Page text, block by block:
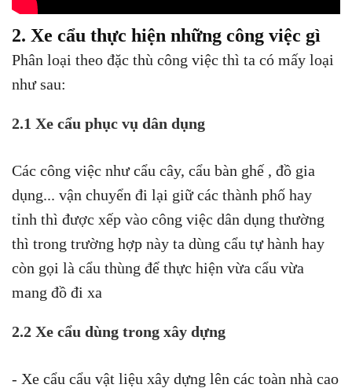
2. Xe cẩu thực hiện những công việc gì
Phân loại theo đặc thù công việc thì ta có mấy loại
như sau:
2.1 Xe cẩu phục vụ dân dụng
Các công việc như cẩu cây, cẩu bàn ghế , đồ gia
dụng... vận chuyển đi lại giữ các thành phố hay
tỉnh thì được xếp vào công việc dân dụng thường
thì trong trường hợp này ta dùng cẩu tự hành hay
còn gọi là cẩu thùng để thực hiện vừa cẩu vừa
mang đồ đi xa
2.2 Xe cẩu dùng trong xây dựng
- Xe cẩu cẩu vật liệu xây dựng lên các toàn nhà cao